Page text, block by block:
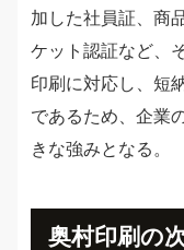
加した社員証、商
ケット認証など、
印刷に対応し、短
であるため、企業
きな強みとなる。
奥村印刷の